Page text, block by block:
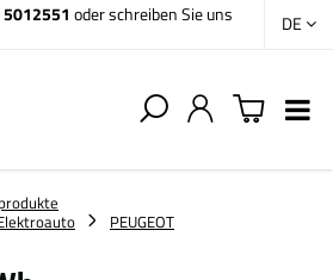
oder schreiben Sie uns
DE
PEUGEOT